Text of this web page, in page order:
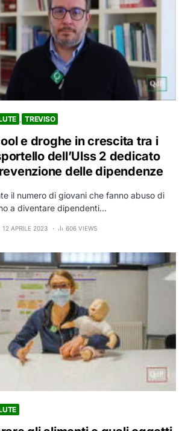
TREVISO
e droghe in crescita tra i
dell’Ulss 2 dedicato
delle dipendenze
il numero di giovani che fanno abuso di
a diventare dipendenti…
12 APRILE 2023 606 VIEWS